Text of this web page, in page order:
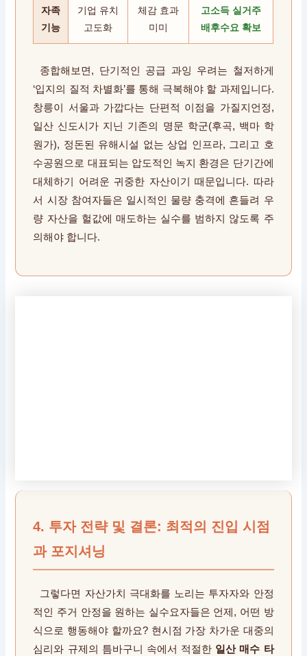
자족
기능
기업 유치
고도화
체감 효과
미미
고소득 실거주
배후수요 확보
종합해보면, 단기적인 공급 과잉 우려는 철저하게
‘입지의 질적 차별화’를 통해 극복해야 할 과제입니다.
창릉이 서울과 가깝다는 단편적 이점을 가질지언정,
일산 신도시가 지닌 기존의 명문 학군(후곡, 백마 학
원가), 정돈된 유해시설 없는 상업 인프라, 그리고 호
수공원으로 대표되는 압도적인 녹지 환경은 단기간에
대체하기 어려운 귀중한 자산이기 때문입니다. 따라
서 시장 참여자들은 일시적인 물량 충격에 흔들려 우
량 자산을 헐값에 매도하는 실수를 범하지 않도록 주
의해야 합니다.
4. 투자 전략 및 결론: 최적의 진입 시점
과 포지셔닝
그렇다면 자산가치 극대화를 노리는 투자자와 안정
적인 주거 안정을 원하는 실수요자들은 언제, 어떤 방
식으로 행동해야 할까요? 현시점 가장 차가운 대중의
심리와 규제의 틈바구니 속에서 적절한 일산 매수 타